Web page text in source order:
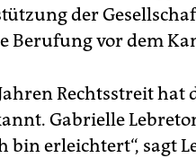
der
Berufung vor dem
Rechtsstreit hat
Gabrielle
bin erleichtert“, sagt